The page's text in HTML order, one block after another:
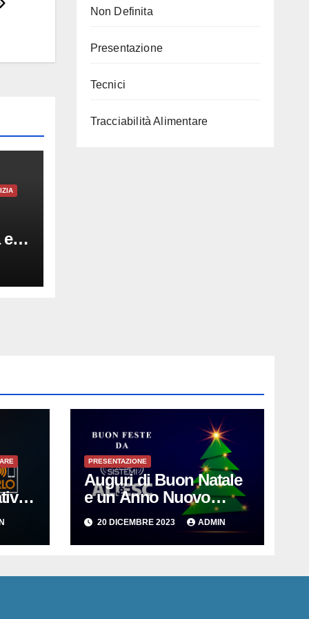
e
Non Definita
Presentazione
Tecnici
Tracciabilità Alimentare
per
PRESENTAZIONE
Auguri di Buon Natale
e un Anno Nuovo
all’insegna
dell’Innovazione per le
PMI
20 DICEMBRE 2023 ADMIN